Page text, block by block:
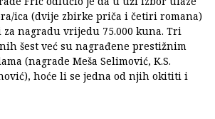
ica (dvije zbirke priča i četiri romana)
nagradu vrijedu 75.000 kuna. Tri
šest već su nagrađene prestižnim
(nagrade Meša Selimović, K.S.
hoće li se jedna od njih okititi i